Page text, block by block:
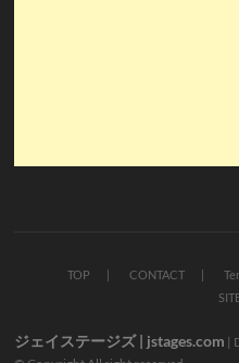
TOP CONTACT
ジェイステージズ | jstages.com |